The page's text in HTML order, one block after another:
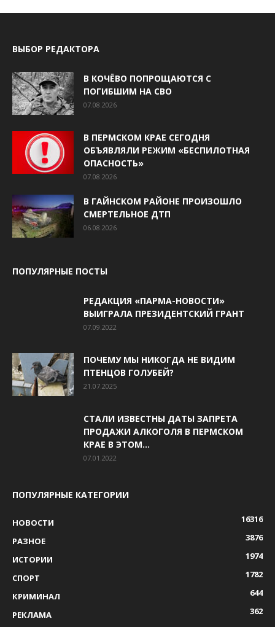
ВЫБОР РЕДАКТОРА
В КОЧЁВО ПОПРОЩАЮТСЯ С
ПОГИБШИМ НА СВО
07.08.2026
В ПЕРМСКОМ КРАЕ СЕГОДНЯ
ОБЪЯВЛЯЛИ РЕЖИМ «БЕСПИЛОТНАЯ
ОПАСНОСТЬ»
07.08.2026
В ГАЙНСКОМ РАЙОНЕ ПРОИЗОШЛО
СМЕРТЕЛЬНОЕ ДТП
06.08.2026
ПОПУЛЯРНЫЕ ПОСТЫ
РЕДАКЦИЯ «ПАРМА-НОВОСТИ»
ВЫИГРАЛА ПРЕЗИДЕНТСКИЙ ГРАНТ
07.09.2022
ПОЧЕМУ МЫ НИКОГДА НЕ ВИДИМ
ПТЕНЦОВ ГОЛУБЕЙ?
21.07.2025
СТАЛИ ИЗВЕСТНЫ ДАТЫ ЗАПРЕТА
ПРОДАЖИ АЛКОГОЛЯ В ПЕРМСКОМ
КРАЕ В ЭТОМ...
07.01.2022
ПОПУЛЯРНЫЕ КАТЕГОРИИ
НОВОСТИ
16316
РАЗНОЕ
3876
ИСТОРИИ
1974
СПОРТ
1782
КРИМИНАЛ
644
РЕКЛАМА
362